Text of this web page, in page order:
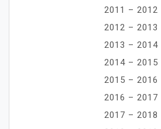
2011 – 2012
2012 – 2013
2013 – 2014
2014 – 2015
2015 – 2016
2016 – 2017
2017 – 2018